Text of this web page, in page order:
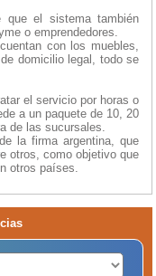
que el sistema también
o emprendedores.
con los muebles,
domicilio legal, todo se
el servicio por horas o
a un paquete de 10, 20
de las sucursales.
la firma argentina, que
otros, como objetivo que
otros países.